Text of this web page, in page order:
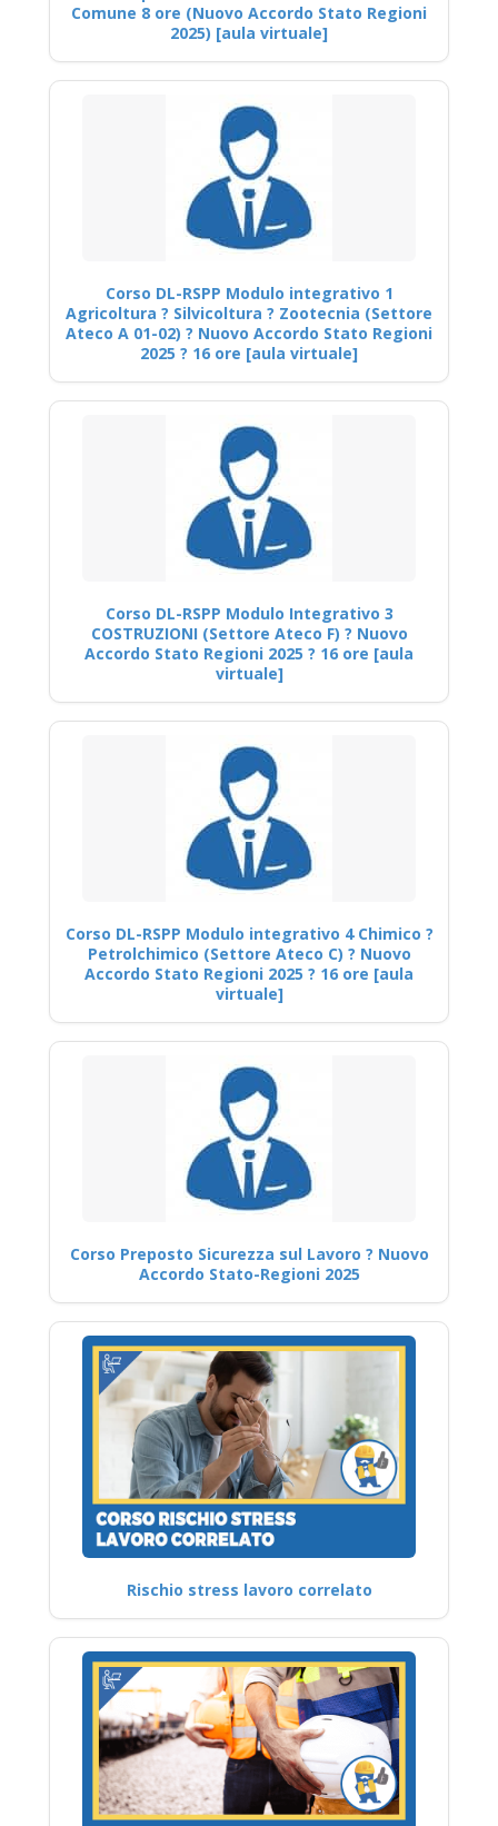
Comune 8 ore (Nuovo Accordo Stato Regioni
2025) [aula virtuale]
Corso DL-RSPP Modulo integrativo 1
Agricoltura ? Silvicoltura ? Zootecnia (Settore
Ateco A 01-02) ? Nuovo Accordo Stato Regioni
2025 ? 16 ore [aula virtuale]
Corso DL-RSPP Modulo Integrativo 3
COSTRUZIONI (Settore Ateco F) ? Nuovo
Accordo Stato Regioni 2025 ? 16 ore [aula
virtuale]
Corso DL-RSPP Modulo integrativo 4 Chimico ?
Petrolchimico (Settore Ateco C) ? Nuovo
Accordo Stato Regioni 2025 ? 16 ore [aula
virtuale]
Corso Preposto Sicurezza sul Lavoro ? Nuovo
Accordo Stato-Regioni 2025
Rischio stress lavoro correlato